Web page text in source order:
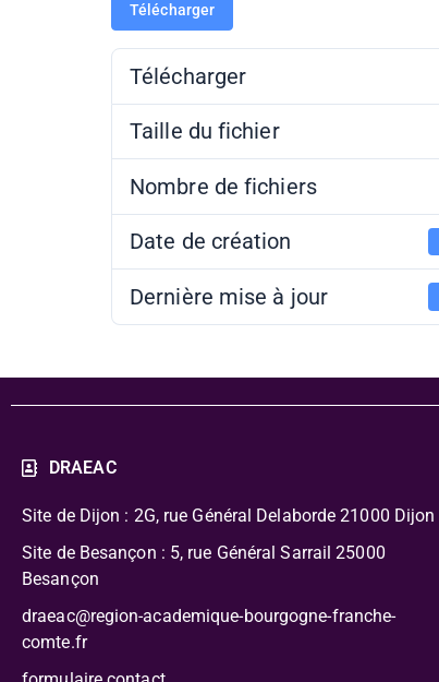
Télécharger
Télécharger
Taille du fichier
Nombre de fichiers
Date de création
Dernière mise à jour
DRAEAC
Site de Dijon : 2G, rue Général Delaborde 21000 Dijon
Site de Besançon : 5, rue Général Sarrail 25000
Besançon
draeac@region-academique-bourgogne-franche-
comte.fr